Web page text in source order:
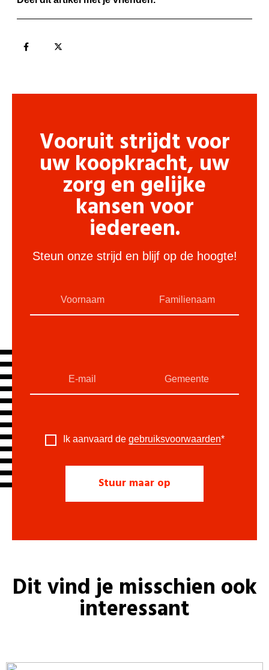
Vooruit strijdt voor
uw koopkracht, uw
zorg en gelijke
kansen voor
iedereen.
Steun onze strijd en blijf op de hoogte!
Ik aanvaard de gebruiksvoorwaarden*
Dit vind je misschien ook
interessant